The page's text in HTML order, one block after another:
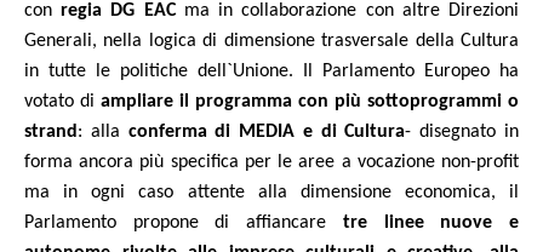
con regiaDG EACma in collaborazione con altre Direzioni
Generali, nella logica di dimensione trasversale della Cultura
in tutte le politiche dell`Unione. Il Parlamento Europeo ha
votato di ampliare il programma con più sottoprogrammi o
strand: alla conferma di MEDIA e di Cultura- disegnato in
forma ancora più specifica per le aree a vocazione non-profit
ma in ogni caso attente alla dimensione economica, il
Parlamento propone di affiancare
tre linee nuove e